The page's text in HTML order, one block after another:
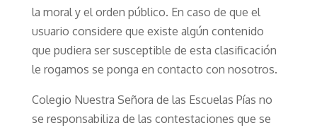
la moral y el orden público. En caso de que el
usuario considere que existe algún contenido
que pudiera ser susceptible de esta clasificación
le rogamos se ponga en contacto con nosotros.
Colegio Nuestra Señora de las Escuelas Pías no
se responsabiliza de las contestaciones que se